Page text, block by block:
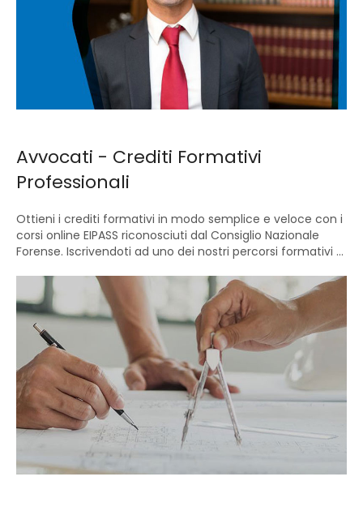
Avvocati - Crediti Formativi
Professionali
Ottieni i crediti formativi in modo semplice e veloce con i
corsi online EIPASS riconosciuti dal Consiglio Nazionale
Forense. Iscrivendoti ad uno dei nostri percorsi formativi ...